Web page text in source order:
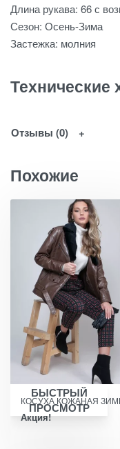
Длина рукава: 66 с
Сезон: Осень-Зима
Застежка: молния
Технические
Отзывы (0)
Похожие
БЫСТРЫЙ
ПРОСМОТР
КОСУХА КОЖАНАЯ
Акция!